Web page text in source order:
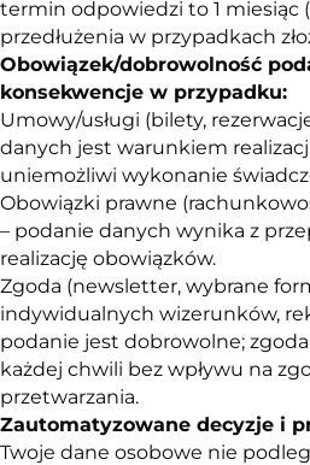
termin odpowiedzi to 1 miesiąc
przedłużenia w przypadkach
Obowiązek/dobrowolność
konsekwencje w przypadku:
Umowy/usługi (bilety,
danych jest warunkiem
uniemożliwi wykonanie
Obowiązki prawne
– podanie danych wynika z
realizację obowiązków.
Zgoda (newsletter, wybrane
indywidualnych wizerunków,
podanie jest dobrowolne;
każdej chwili bez wpływu na
przetwarzania.
Zautomatyzowane decyzje i
Twoje dane osobowe nie